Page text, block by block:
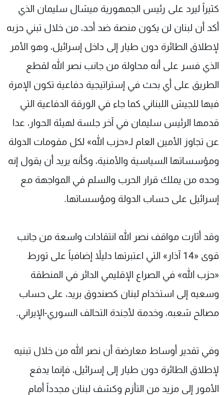
كثيراً ليرد على رئيس الجمهورية ميشال سليمان الذي
أكد أن لبنان لن يكون منصة ضد أحد، من خلال تبني حزبه
لإطلاق الطائرة دون طيار إلى داخل إسرائيل، وهو الأمر
الذي فسر على أنه محاولة من جانب نصر الله لقطع
الطريق على أي بحث في إستراتيجية دفاعية تكون الإمرة
فيها للجيش اللبناني كما جاء في الورقة الدفاعية التي
قدمها الرئيس سليمان في آخر جلسة لهيئة الحوار، عدا
عن تجاوز الأمين العام لـ«حزب الله» لكل مقومات الدولة
ومؤسساتها السياسية والأمنية، وكأنه يريد أن يقول إنه
وحده من يملك قرار الحرب والسلم في المواجهة مع
إسرائيل على حساب الدولة ومؤسساتها.
وقد أثارت مواقف نصر الله انتقادات واسعة من جانب
قوى «14 آذار» التي اعتبرتها دليلاً إضافياً على تورط
«حزب الله» في الصراع الإقليمي الدائر في المنطقة
وسعيه إلى استخدام لبنان كصندوق بريد، على حساب
مصالح شعبه، وخدمة لأجندة التحالف السوري-الإيراني.
وفي تقدير أوساط معارضة أن نصر الله من خلال تبنيه
لإطلاق الطائرة دون طيار إلى إسرائيل، فإنما يدفع
الأمور إلى مزيد من التأزم وكشف لبنان مجدداً أمام
عن MTV
الإنـتـاج
لاعلاناتكم
تواصل معنا
شروط الإسـتخدام
سياسة الخصوصية